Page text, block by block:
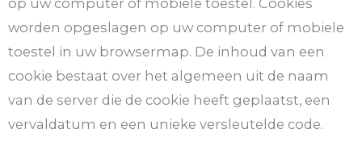
op uw computer of mobiele toestel. Cookies
worden opgeslagen op uw computer of mobiele
toestel in uw browsermap. De inhoud van een
cookie bestaat over het algemeen uit de naam
van de server die de cookie heeft geplaatst, een
vervaldatum en een unieke versleutelde code.